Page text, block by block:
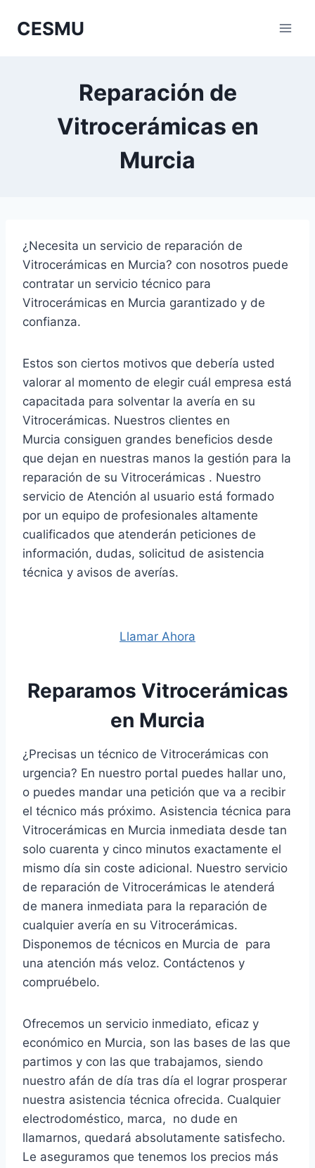
CESMU
Reparación de
Vitrocerámicas en
Murcia
¿Necesita un servicio de reparación de
Vitrocerámicas en Murcia? con nosotros puede
contratar un servicio técnico para
Vitrocerámicas en Murcia garantizado y de
confianza.
Estos son ciertos motivos que debería usted
valorar al momento de elegir cuál empresa está
capacitada para solventar la avería en su
Vitrocerámicas. Nuestros clientes en
Murcia consiguen grandes beneficios desde
que dejan en nuestras manos la gestión para la
reparación de su Vitrocerámicas . Nuestro
servicio de Atención al usuario está formado
por un equipo de profesionales altamente
cualificados que atenderán peticiones de
información, dudas, solicitud de asistencia
técnica y avisos de averías.
Llamar Ahora
Reparamos Vitrocerámicas
en Murcia
¿Precisas un técnico de Vitrocerámicas con
urgencia? En nuestro portal puedes hallar uno,
o puedes mandar una petición que va a recibir
el técnico más próximo. Asistencia técnica para
Vitrocerámicas en Murcia inmediata desde tan
solo cuarenta y cinco minutos exactamente el
mismo día sin coste adicional. Nuestro servicio
de reparación de Vitrocerámicas le atenderá
de manera inmediata para la reparación de
cualquier avería en su Vitrocerámicas.
Disponemos de técnicos en Murcia de para
una atención más veloz. Contáctenos y
compruébelo.
Ofrecemos un servicio inmediato, eficaz y
económico en Murcia, son las bases de las que
partimos y con las que trabajamos, siendo
nuestro afán de día tras día el lograr prosperar
nuestra asistencia técnica ofrecida. Cualquier
electrodoméstico, marca, no dude en
llamarnos, quedará absolutamente satisfecho.
Le aseguramos que tenemos los precios más